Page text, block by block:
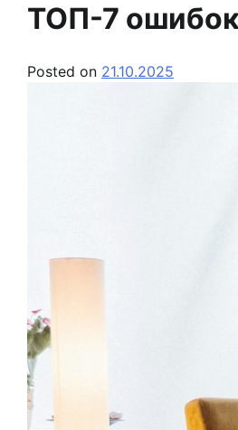
ТОП-7 ошибок
Posted on 21.10.2025